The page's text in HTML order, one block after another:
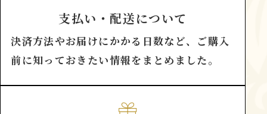
支払い・配送について
決済方法やお届けにかかる日数など、ご購入
前に知っておきたい情報をまとめました。